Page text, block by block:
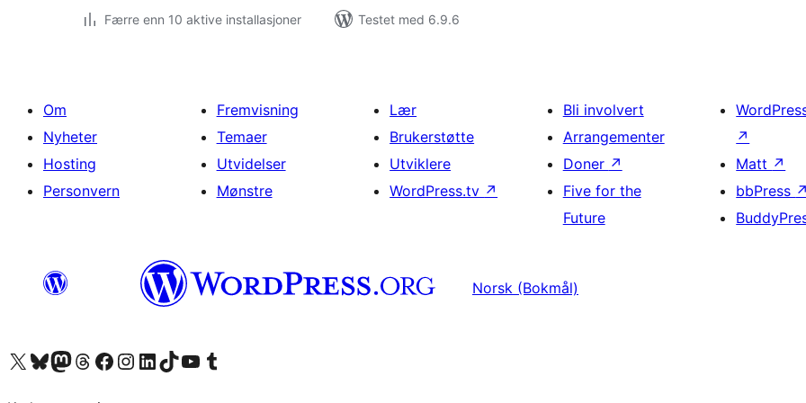
Færre enn 10 aktive installasjoner
Testet med 6.9.6
Om
Nyheter
Hosting
Personvern
Fremvisning
Temaer
Utvidelser
Mønstre
Lær
Brukerstøtte
Utviklere
WordPress.tv ↗
Bli involvert
Arrangementer
Doner ↗
Five for the
Future
↗
Matt ↗
bbPress ↗
Norsk (Bokmål)
Besøk vår konto på X Visit our Bluesky account
Besøk vår Mastodon-konto
Visit our Threads account
Besøk vår Facebook-sideBesøk vår Instagram-konto
Besøk vår LinkedIn-konto
Visit our TikTok account
Visit our YouTube channel
Visit our Tumblr account